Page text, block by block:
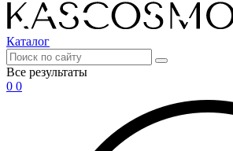
Каталог
Все результаты
0 0